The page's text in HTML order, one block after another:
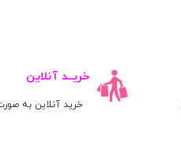
خریــد آنلاین
خرید آنلاین به